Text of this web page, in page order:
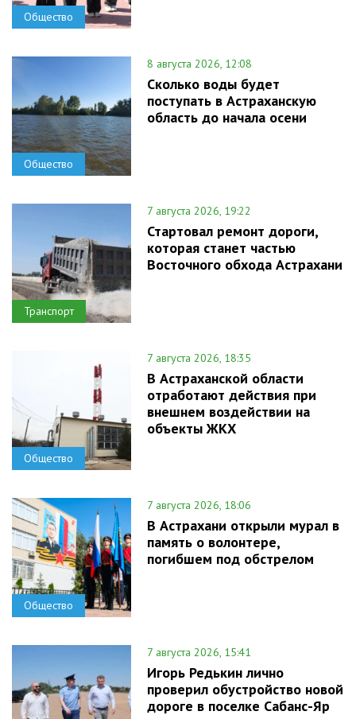
Общество
Общество
8 августа 2026, 12:08
Сколько воды будет
поступать в Астраханскую
область до начала осени
Транспорт
7 августа 2026, 19:22
Стартовал ремонт дороги,
которая станет частью
Восточного обхода Астрахани
Общество
7 августа 2026, 18:35
В Астраханской области
отработают действия при
внешнем воздействии на
объекты ЖКХ
Общество
7 августа 2026, 18:06
В Астрахани открыли мурал в
память о волонтере,
погибшем под обстрелом
7 августа 2026, 15:41
Игорь Редькин лично
проверил обустройство новой
дороге в поселке Сабанс-Яр